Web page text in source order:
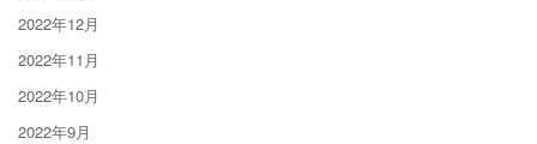
2022年12月
2022年11月
2022年10月
2022年9月